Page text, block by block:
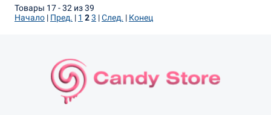
Товары 17 - 32 из 39
Начало| Пред. | 1 23 |След. | Конец